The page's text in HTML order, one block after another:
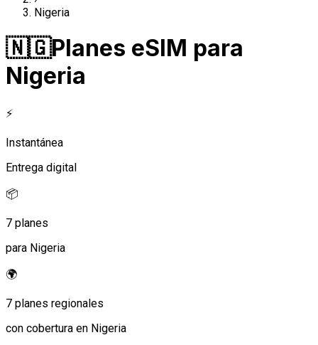
Nigeria
🇳🇬Planes eSIM para
Nigeria
⚡
Instantánea
Entrega digital
📦
7 planes
para Nigeria
🌍
7 planes regionales
con cobertura en Nigeria